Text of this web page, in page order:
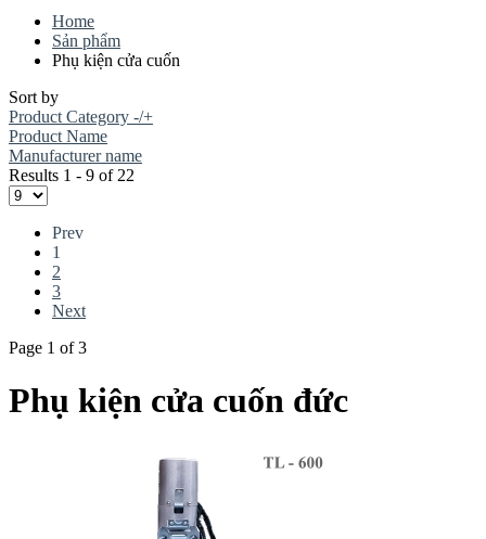
Home
Sản phẩm
Phụ kiện cửa cuốn
Sort by
Product Category -/+
Product Name
Manufacturer name
Results 1 - 9 of 22
Prev
1
2
3
Next
Page 1 of 3
Phụ kiện cửa cuốn đức